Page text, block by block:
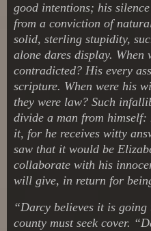
good intentions; his
from a conviction of
solid, sterling stupidity,
alone dares display. When
contradicted? His every
scripture. When were his
they were law? Such
divide a man from
it, for he receives witty
saw that it would be
collaborate with his
will give, in return for
“Darcy believes it is
county must seek cover.